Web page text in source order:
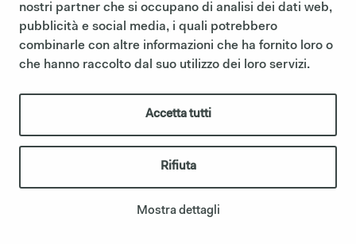
nostri partner che si occupano di analisi dei dati web,
pubblicità e social media, i quali potrebbero
combinarle con altre informazioni che ha fornito loro o
che hanno raccolto dal suo utilizzo dei loro servizi.
Accetta tutti
Rifiuta
Mostra dettagli
ROUND BOX MIRROR 75